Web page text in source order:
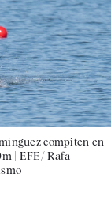
compiten en
| EFE/ Rafa